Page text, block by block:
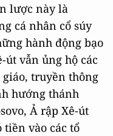
lược này là
cá nhân cổ súy
hành động bạo
út vẫn ủng hộ các
truyền thông
hướng thánh
Ả rập Xê-út
vào các tổ